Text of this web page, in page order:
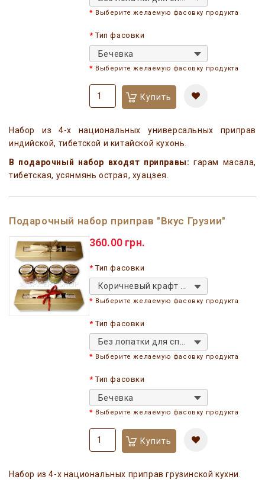
Выберите желаемую фасовку продукта
Тип фасовки
Бечевка
Выберите желаемую фасовку продукта
Купить
Набор из 4-х национальных универсальных приправ
индийской, тибетской и китайской кухонь.
В подарочный набор входят приправы:гарам масала,
тибетская, усянмянь острая, хуацзея.
Подарочный набор приправ "Вкус Грузии"
360.00 грн.
Тип фасовки
Коричневый крафт квадратная
Выберите желаемую фасовку продукта
Тип фасовки
Без лопатки для специй
Выберите желаемую фасовку продукта
Тип фасовки
Бечевка
Выберите желаемую фасовку продукта
Купить
Набор из 4-х национальных приправ грузинской кухни.